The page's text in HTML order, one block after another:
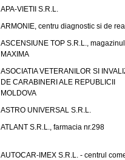
APA-VIETII S.R.L.
ARMONIE, centru diagnostic si de
ASCENSIUNE TOP S.R.L., magazinul
MAXIMA
ASOCIATIA VETERANILOR SI
DE CARABINERI ALE REPUBLICII
MOLDOVA
ASTRO UNIVERSAL S.R.L.
ATLANT S.R.L., farmacia nr.298
AUTOCAR-IMEX S.R.L. - centrul